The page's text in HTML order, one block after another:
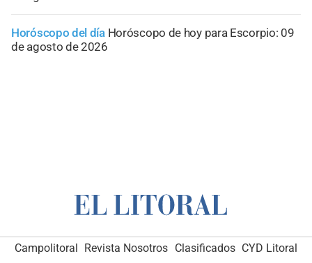
Horóscopo del día Horóscopo de hoy para Escorpio: 09
de agosto de 2026
Campolitoral Revista Nosotros Clasificados CYD Litoral